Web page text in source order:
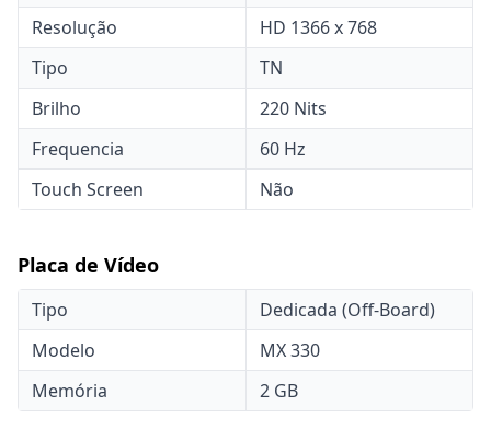
Resolução
HD 1366 x 768
Tipo
TN
Brilho
220 Nits
Frequencia
60 Hz
Touch Screen
Não
Placa de Vídeo
Tipo
Dedicada (Off-Board)
Modelo
MX 330
Memória
2 GB